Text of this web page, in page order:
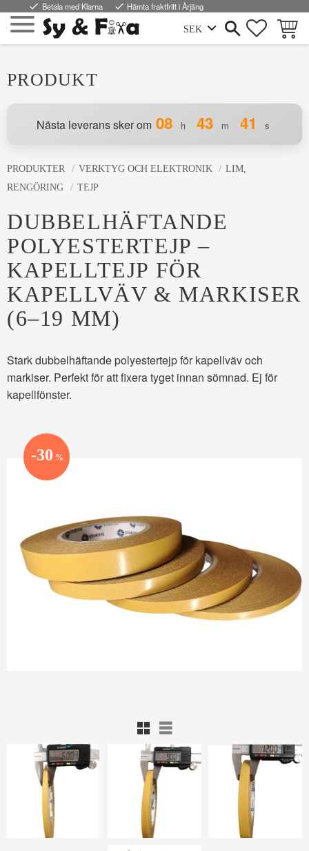
Meny
done Betala med Klarna done Hämta fraktfritt i Årjäng
PRODUKT
Nästa leverans sker om 08 h 43 m 41 s
PRODUKTER VERKTYG OCH ELEKTRONIK
LIM,
RENGÖRING
TEJP
DUBBELHÄFTANDE
POLYESTERTEJP –
KAPELLTEJP FÖR
KAPELLVÄV & MARKISER
(6–19 MM)
Stark dubbelhäftande polyestertejp för kapellväv och
markiser. Perfekt för att fixera tyget innan sömnad. Ej för
kapellfönster.
30 %
Rutnätsvy
Listvy